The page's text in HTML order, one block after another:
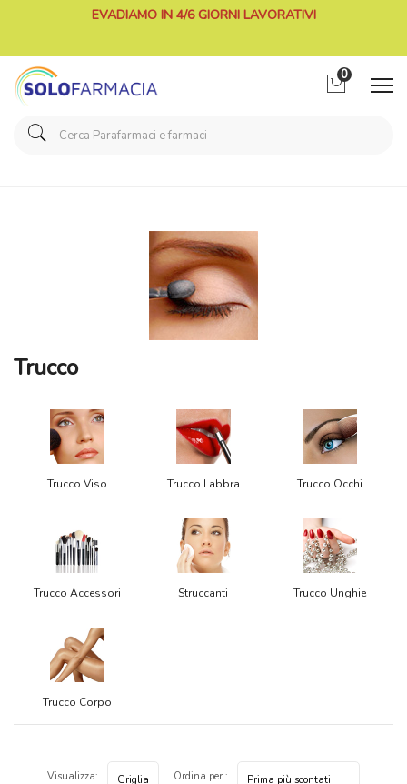
EVADIAMO IN 4/6 GIORNI LAVORATIVI
0
Trucco
Trucco Viso Trucco Labbra Trucco Occhi
Trucco Accessori Struccanti Trucco Unghie
Trucco Corpo
Visualizza: Ordina per :